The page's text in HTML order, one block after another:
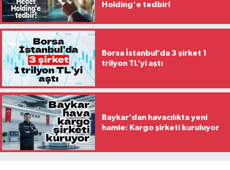
Holding'e tedbir!
Borsa İstanbul’da 3 şirket 1
trilyon TL’yi aştı
Baykar’dan havacılıkta yeni
hamle: Kargo şirketi kuruluyor